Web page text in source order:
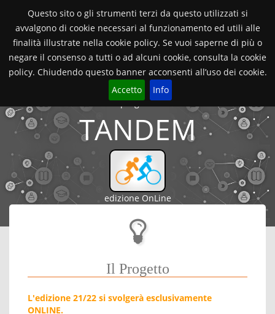
Questo sito o gli strumenti terzi da questo utilizzati si
avvalgono di cookie necessari al funzionamento ed utili alle
finalità illustrate nella cookie policy. Se vuoi saperne di più o
negare il consenso a tutti o ad alcuni cookie, consulta la cookie
policy. Chiudendo questo banner acconsenti all’uso dei cookie.
Accetto
Info
Orientamento Università di Verona
2021/22TANDEM
Toggle
2021/22
progetto
TANDEM
edizione OnLine
Il Progetto
L'edizione 21/22 si svolgerà esclusivamente
ONLINE.